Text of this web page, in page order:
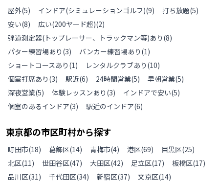
屋外(5) インドア(シミュレーションゴルフ)(9) 打ち放題(5)
安い(8) 広い(200ヤード超)(2)
弾道測定器(トップレーサー、トラックマン等)あり (8)
パター練習場あり (3) バンカー練習場あり (1)
ショートコースあり (1) レンタルクラブあり (10)
個室打席あり (3) 駅近(6) 24時間営業(5) 早朝営業(5)
深夜営業(5) 体験レッスンあり (3) インドアで安い(5)
個室のあるインドア(3) 駅近のインドア(6)
東京都の市区町村から探す
町田市(18) 葛飾区(14) 青梅市(4) 港区(69) 目黒区(25)
北区(11) 世田谷区(47) 大田区(42) 足立区(17) 板橋区(17)
品川区(31) 千代田区(34) 新宿区(37) 文京区(14)